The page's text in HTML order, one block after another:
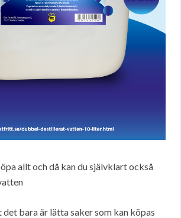
allt och då kan du självklart också
bara är lätta saker som kan köpas